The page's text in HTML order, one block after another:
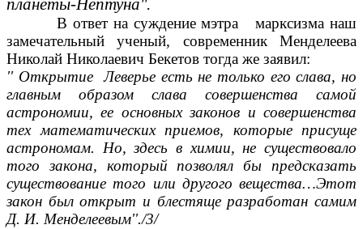
планеты-Нептуна''.
В ответ на суждение мэтра марксизма наш
замечательный ученый, современник Менделеева
Николай Николаевич Бекетов тогда же заявил:
'' Открытие Леверье есть не только его слава, но
главным образом слава совершенства самой
астрономии, ее основных законов и совершенства
тех математических приемов, которые присуще
астрономам. Но, здесь в химии, не существовало
того закона, который позволял бы предсказать
существование того или другого вещества…Этот
закон был открыт и блестяще разработан самим
Д. И. Менделеевым''./3/